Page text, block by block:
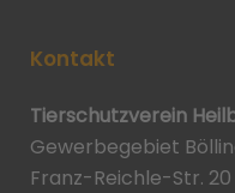
Kontakt
Tierschutzverein
Gewerbegebiet
Franz-Reichle-Str. 20